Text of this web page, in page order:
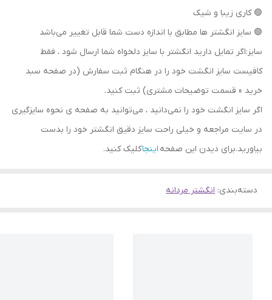
🟢 کاری زیبا و شیک
🟢 سایز انگشتر ها مطابق با اندازه دست شما قابل تغییر می‌باشد
سایز:اگر تمایل دارید انگشتر با سایز دلخواه شما ارسال شود ، فقط
کافیست سایز انگشت خود را در هنگام ثبت سفارش (در صفحه سبد
خرید » قسمت توضیحات مشتری) ثبت کنید.
اگر سایز انگشت خود را نمی‌دانید ، می‌توانید به صفحه ی نحوه سایزگیری
در سایت مراجعه و خیلی راحت سایز دقیق انگشتر خود را بدست
بیاورید.برای دیدن این صفحه اینجاکلیک کنید.
دسته‌بندی: انگشتر مردانه